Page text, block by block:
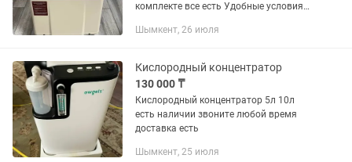
комплекте все есть Удобные условия
Подробнее по телефону звоните Ко-нц-
Шымкент, 26 июля
Кислородный концентратор
130 000 ₸
Кислородный концентратор 5л 10л
есть наличии звоните любой время
доставка есть
Шымкент, 25 июля